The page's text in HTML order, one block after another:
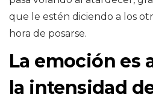
que le estén diciendo a los
hora de posarse.
La emoción es
la intensidad